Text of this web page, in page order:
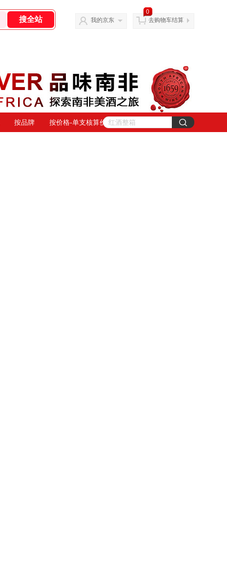
我的京东
0
去购物车结算
按品牌 按价格-单支核算价